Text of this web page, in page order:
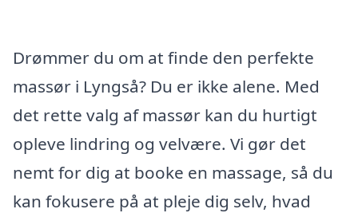
Drømmer du om at finde den perfekte
massør i Lyngså? Du er ikke alene. Med
det rette valg af massør kan du hurtigt
opleve lindring og velvære. Vi gør det
nemt for dig at booke en massage, så du
kan fokusere på at pleje dig selv, hvad